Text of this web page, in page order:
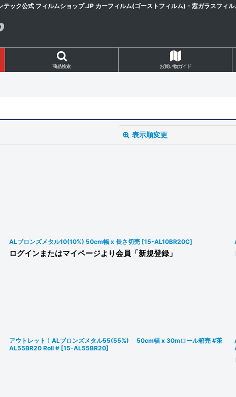
テック公式 フィルムショップ.JP カーフィルム(ゴーストフィルム)・窓ガラスフィル
商品検索 お買い物ガイド
表示順変更
ALブロンズメタル10(10%) 50cm幅 x 長さ切売 [15-AL10BR20C]
ログインまたはマイページより会員「新規登録」
アウトレット！ALブロンズメタル55(55%) 50cm幅 x 30mロール箱売 #茶
AL55BR20 Roll # [15-AL55BR20]